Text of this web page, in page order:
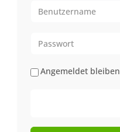
Angemeldet bleiben